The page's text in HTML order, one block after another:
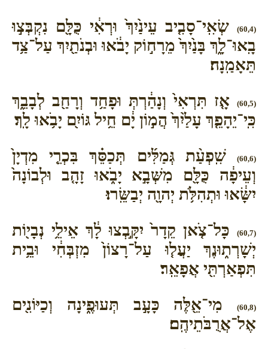
(60,4)
שְׂאִֽי־סָבִ֤יב עֵינַ֙יִךְ֙ וּרְאִ֔י כֻּלָּ֖ם נִקְבְּצ֣וּ
בָֽאוּ־לָ֑ךְ בָּנַ֙יִךְ֙ מֵרָח֣וֹק יָבֹ֔אוּ וּבְנֹתַ֖יִךְ עַל־צַ֥ד
תֵּאָמַֽנָה׃
(60,5)
אָ֤ז תִּרְאִי֙ וְנָהַ֔רְתְּ וּפָחַ֥ד וְרָחַ֖ב לְבָבֵ֑ךְ
כִּֽי־יֵהָפֵ֤ךְ עָלַ֙יִךְ֙ הֲמ֣וֹן יָ֔ם חֵ֥יל גּוֹיִ֖ם יָבֹ֥אוּ לָֽךְ׃
(60,6)
שִֽׁפְעַ֨ת גְּמַלִּ֜ים תְּכַסֵּ֗ךְ בִּכְרֵ֤י מִדְיָן֙
וְעֵיפָ֔ה כֻּלָּ֖ם מִשְּׁבָ֣א יָבֹ֑אוּ זָהָ֤ב וּלְבוֹנָה֙
יִשָּׂ֔אוּ וּתְהִלֹּ֥ת יְהוָ֖ה יְבַשֵּֽׂרוּ׃
(60,7)
כָּל־צֹ֤אן קֵדָר֙ יִקָּ֣בְצוּ לָ֔ךְ אֵילֵ֥י נְבָי֖וֹת
יְשָׁרְת֑וּנֶךְ יַעֲל֤וּ עַל־רָצוֹן֙ מִזְבְּחִ֔י וּבֵ֥ית
תִּפְאַרְתִּ֖י אֲפָאֵֽר׃
(60,8)
מִי־אֵ֖לֶּה כָּעָ֣ב תְּעוּפֶ֑ינָה וְכַיּוֹנִ֖ים
אֶל־אֲרֻבֹּתֵיהֶֽם׃